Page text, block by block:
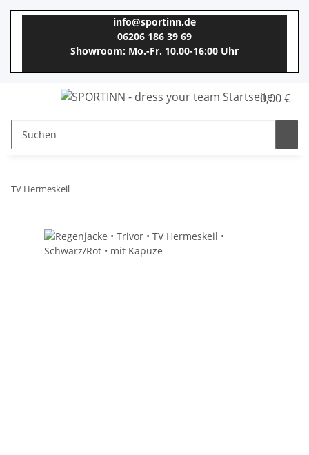
info@sportinn.de
06206 186 39 69
Showroom: Mo.-Fr. 10.00-16:00 Uhr
0,00 €
TV Hermeskeil